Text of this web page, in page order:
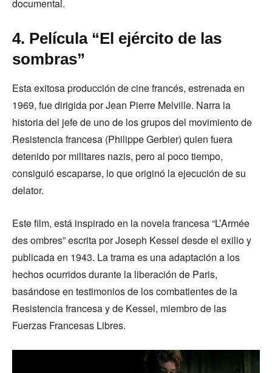
documental.
4. Película “El ejército de las
sombras”
Esta exitosa producción de cine francés, estrenada en
1969, fue dirigida por Jean Pierre Melville. Narra la
historia del jefe de uno de los grupos del movimiento de
Resistencia francesa (Philippe Gerbier) quien fuera
detenido por militares nazis, pero al poco tiempo,
consiguió escaparse, lo que originó la ejecución de su
delator.
Este film, está inspirado en la novela francesa “L’Armée
des ombres” escrita por Joseph Kessel desde el exilio y
publicada en 1943. La trama es una adaptación a los
hechos ocurridos durante la liberación de Paris,
basándose en testimonios de los combatientes de la
Resistencia francesa y de Kessel, miembro de las
Fuerzas Francesas Libres.